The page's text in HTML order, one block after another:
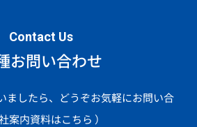
Contact Us
お問い合わせ
ましたら、どうぞお気軽にお問い合
社案内資料はこちら ）